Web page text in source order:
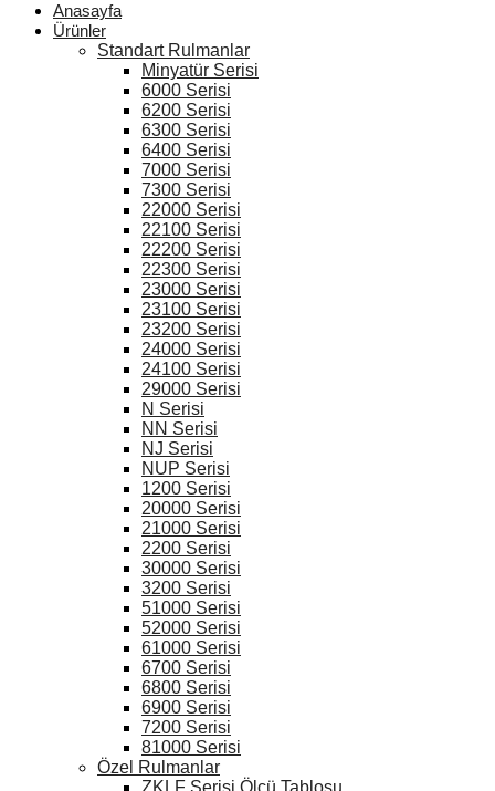
Anasayfa
Ürünler
Standart Rulmanlar
Minyatür Serisi
6000 Serisi
6200 Serisi
6300 Serisi
6400 Serisi
7000 Serisi
7300 Serisi
22000 Serisi
22100 Serisi
22200 Serisi
22300 Serisi
23000 Serisi
23100 Serisi
23200 Serisi
24000 Serisi
24100 Serisi
29000 Serisi
N Serisi
NN Serisi
NJ Serisi
NUP Serisi
1200 Serisi
20000 Serisi
21000 Serisi
2200 Serisi
30000 Serisi
3200 Serisi
51000 Serisi
52000 Serisi
61000 Serisi
6700 Serisi
6800 Serisi
6900 Serisi
7200 Serisi
81000 Serisi
Özel Rulmanlar
ZKLF Serisi Ölçü Tablosu